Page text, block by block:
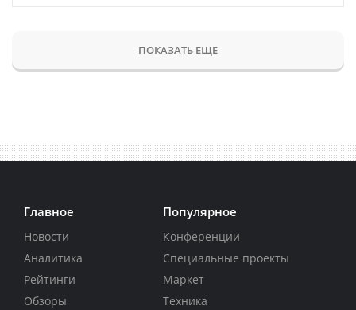
ПОКАЗАТЬ ЕЩЕ
Главное
Новости
Аналитика
Рейтинги
Обзоры
Популярное
Конференции
Специальные проекты
Маркет
Техника